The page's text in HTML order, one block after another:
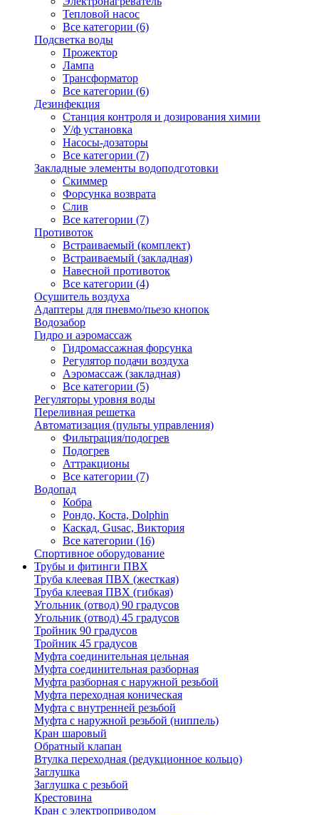
Тепловой насос
Все категории (6)
Подсветка воды
Прожектор
Лампа
Трансформатор
Все категории (6)
Дезинфекция
Станция контроля и дозирования химии
У/ф установка
Насосы-дозаторы
Все категории (7)
Закладные элементы водоподготовки
Скиммер
Форсунка возврата
Слив
Все категории (7)
Противоток
Встраиваемый (комплект)
Встраиваемый (закладная)
Навесной противоток
Все категории (4)
Осушитель воздуха
Адаптеры для пневмо/пьезо кнопок
Водозабор
Гидро и аэромассаж
Гидромассажная форсунка
Регулятор подачи воздуха
Аэромассаж (закладная)
Все категории (5)
Регуляторы уровня воды
Переливная решетка
Автоматизация (пульты управления)
Фильтрация/подогрев
Подогрев
Аттракционы
Все категории (7)
Водопад
Кобра
Рондо, Коста, Dolphin
Каскад, Gusac, Виктория
Все категории (16)
Спортивное оборудование
Трубы и фитинги ПВХ
Труба клеевая ПВХ (жесткая)
Труба клеевая ПВХ (гибкая)
Угольник (отвод) 90 градусов
Угольник (отвод) 45 градусов
Тройник 90 градусов
Тройник 45 градусов
Муфта соединительная цельная
Муфта соединительная разборная
Муфта разборная с наружной резьбой
Муфта переходная коническая
Муфта с внутренней резьбой
Муфта с наружной резьбой (ниппель)
Кран шаровый
Обратный клапан
Втулка переходная (редукционное кольцо)
Заглушка
Заглушка с резьбой
Крестовина
Кран с электроприводом